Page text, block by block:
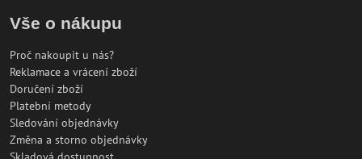
Vše o nákupu
Proč nakoupit u nás?
Reklamace a vrácení zboží
Doručení zboží
Platební metody
Sledování objednávky
Změna a storno objednávky